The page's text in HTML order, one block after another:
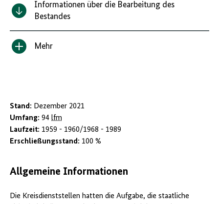
Informationen über die Bearbeitung des
Bestandes
Inhalt
Mehr
Stand: Dezember 2021
Umfang: 94 lfm
Laufzeit: 1959 - 1960/1968 - 1989
Erschließungsstand: 100 %
Allgemeine Informationen
Die Kreisdienststellen hatten die Aufgabe, die staatliche